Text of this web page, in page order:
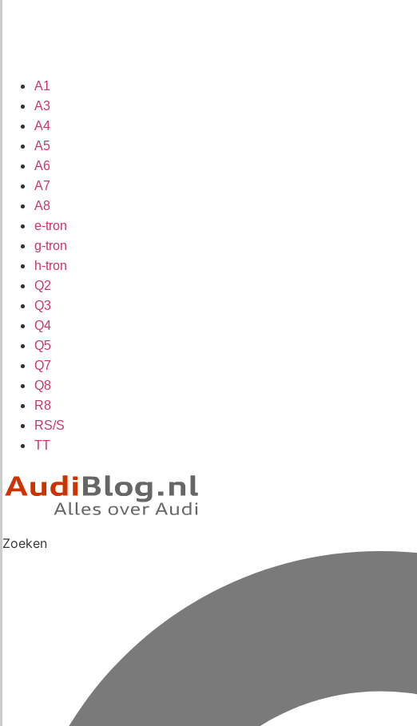
A1
A3
A4
A5
A6
A7
A8
e-tron
g-tron
h-tron
Q2
Q3
Q4
Q5
Q7
Q8
R8
RS/S
TT
Zoeken